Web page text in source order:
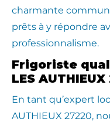
charmante
prêts à y répondre
professionnalisme.
Frigoriste
LES
En tant qu’expert
AUTHIEUX 27220,